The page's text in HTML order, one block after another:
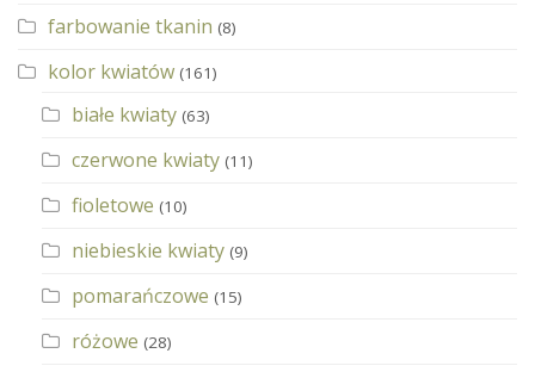
farbowanie tkanin (8)
kolor kwiatów (161)
białe kwiaty (63)
czerwone kwiaty (11)
fioletowe (10)
niebieskie kwiaty (9)
pomarańczowe (15)
różowe (28)